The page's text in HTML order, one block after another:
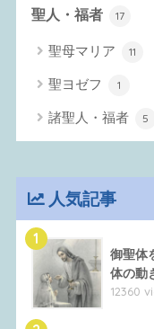
聖人・福者 17
聖母マリア 11
聖ヨゼフ 1
諸聖人・福者 5
人気記事
1
御聖体
体の動
12360